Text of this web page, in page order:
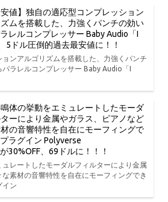
安値】独自の適応型コンプレッション
ムを搭載した、力強くパンチの効い
レルコンプレッサー Baby Audio「I
5ドル圧倒的過去最安値に！！
ンアルゴリズムを搭載した、力強くパンチ
ラレルコンプレッサー Baby Audio「I
体の挙動をエミュレートしたモーダ
ーにより金属やガラス、ピアノなど
の音響特性を自在にモーフィングで
ラグイン Polyverse
30%OFF、69ドルに！！！
レートしたモーダルフィルターにより金属
素材の音響特性を自在にモーフィングでき
イン